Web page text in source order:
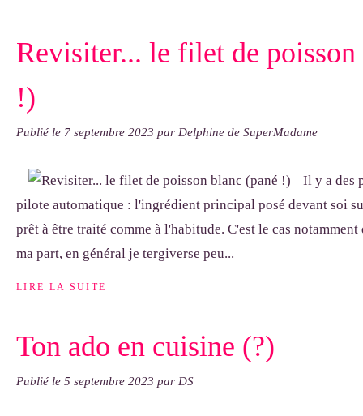
Revisiter... le filet de poisson
!)
Publié le 7 septembre 2023 par Delphine de SuperMadame
Il y a des
pilote automatique : l'ingrédient principal posé devant soi
prêt à être traité comme à l'habitude. C'est le cas
ma part, en général je tergiverse peu...
LIRE LA SUITE
Ton ado en cuisine (?)
Publié le 5 septembre 2023 par DS